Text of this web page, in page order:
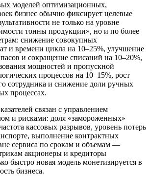
моделей оптимизационных,
бизнес обычно фиксирует целевые
не только на уровне
тонны продукции», но и по более
снижение совокупных
и времени цикла на 10–25%, улучшение
и сокращение списаний на 10–20%,
мощностей и пропускной
процессов на 10–15%, рост
сотрудника и снижение доли ручных
процессах.
связан с управлением
и рисками: доля «замороженных»
кассовых разрывов, уровень потерь
выполнение контрактных
сервиса по срокам и объемам —
акционеры и кредиторы
быстро новая модель монетизируется в
бизнеса.